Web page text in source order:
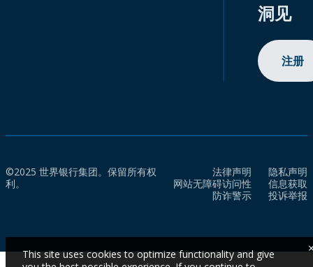
洞见
注册
©2025 世界银行集团。保留所有权
利。
法律声明
隐私声明
网站无障碍访问性
信息获取
防诈警示
投诉举报
This site uses cookies to optimize functionality and give